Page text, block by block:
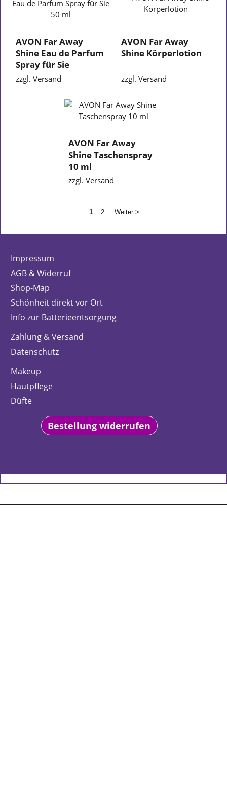
AVON Far Away
Shine Eau de Parfum
Spray für Sie
zzgl. Versand
AVON Far Away
Shine Körperlotion
zzgl. Versand
AVON Far Away
Shine Taschenspray
10 ml
zzgl. Versand
1 2 Weiter >
Impressum
AGB & Widerruf
Shop-Map
Schönheit direkt vor Ort
Info zur Batterieentsorgung
Zahlung & Versand
Datenschutz
Makeup
Hautpflege
Düfte
Bestellung widerrufen